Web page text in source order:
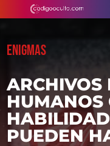
ENIGMAS
ARCHIVOS
HUMANOS
PUEDEN